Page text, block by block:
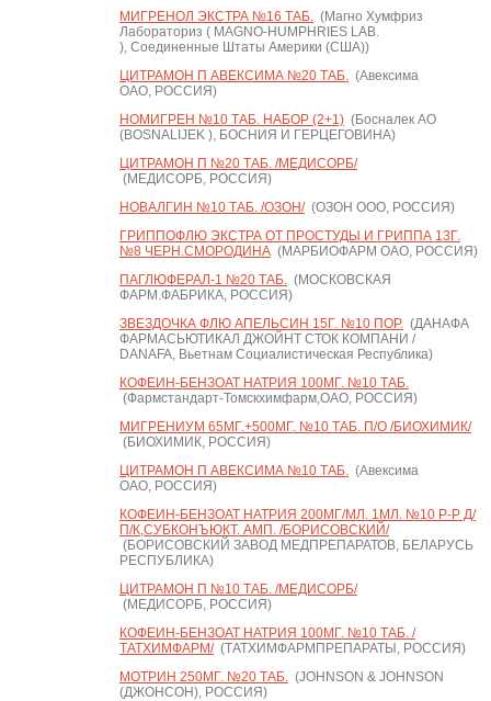
МИГРЕНОЛ ЭКСТРА №16 ТАБ.(Магно Хумфриз
Лабораториз ( MAGNO-HUMPHRIES LAB.
), Соединенные Штаты Америки (США))
ЦИТРАМОН П АВЕКСИМА №20 ТАБ.(Авексима
ОАО, РОССИЯ)
НОМИГРЕН №10 ТАБ. НАБОР (2+1)(Босналек АО
(BOSNALIJEK ), БОСНИЯ И ГЕРЦЕГОВИНА)
ЦИТРАМОН П №20 ТАБ. /МЕДИСОРБ/
(МЕДИСОРБ, РОССИЯ)
НОВАЛГИН №10 ТАБ. /ОЗОН/(ОЗОН ООО, РОССИЯ)
ГРИППОФЛЮ ЭКСТРА ОТ ПРОСТУДЫ И ГРИППА 13Г.
№8 ЧЕРН.СМОРОДИНА(МАРБИОФАРМ ОАО, РОССИЯ)
ПАГЛЮФЕРАЛ-1 №20 ТАБ.(МОСКОВСКАЯ
ФАРМ.ФАБРИКА, РОССИЯ)
ЗВЕЗДОЧКА ФЛЮ АПЕЛЬСИН 15Г. №10 ПОР.(ДАНАФА
ФАРМАСЬЮТИКАЛ ДЖОЙНТ СТОК КОМПАНИ /
DANAFA, Вьетнам Социалистическая Республика)
КОФЕИН-БЕНЗОАТ НАТРИЯ 100МГ. №10 ТАБ.
(Фармстандарт-Томскхимфарм,ОАО, РОССИЯ)
МИГРЕНИУМ 65МГ.+500МГ. №10 ТАБ. П/О /БИОХИМИК/
(БИОХИМИК, РОССИЯ)
ЦИТРАМОН П АВЕКСИМА №10 ТАБ.(Авексима
ОАО, РОССИЯ)
КОФЕИН-БЕНЗОАТ НАТРИЯ 200МГ/МЛ. 1МЛ. №10 Р-Р Д/
П/К,СУБКОНЪЮКТ. АМП. /БОРИСОВСКИЙ/
(БОРИСОВСКИЙ ЗАВОД МЕДПРЕПАРАТОВ, БЕЛАРУСЬ
РЕСПУБЛИКА)
ЦИТРАМОН П №10 ТАБ. /МЕДИСОРБ/
(МЕДИСОРБ, РОССИЯ)
КОФЕИН-БЕНЗОАТ НАТРИЯ 100МГ. №10 ТАБ. /
ТАТХИМФАРМ/(ТАТХИМФАРМПРЕПАРАТЫ, РОССИЯ)
МОТРИН 250МГ. №20 ТАБ.(JOHNSON & JOHNSON
(ДЖОНСОН), РОССИЯ)